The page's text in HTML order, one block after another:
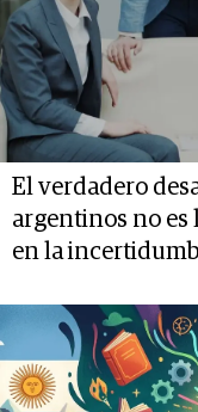
El verdadero
argentinos no es
en la